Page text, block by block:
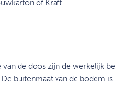
of Kraft.
de doos zijn de werkelijk
buitenmaat van de bodem